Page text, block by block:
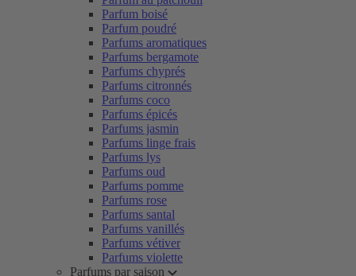
Parfum boisé
Parfum poudré
Parfums aromatiques
Parfums bergamote
Parfums chyprés
Parfums citronnés
Parfums coco
Parfums épicés
Parfums jasmin
Parfums linge frais
Parfums lys
Parfums oud
Parfums pomme
Parfums rose
Parfums santal
Parfums vanillés
Parfums vétiver
Parfums violette
Parfums par saison